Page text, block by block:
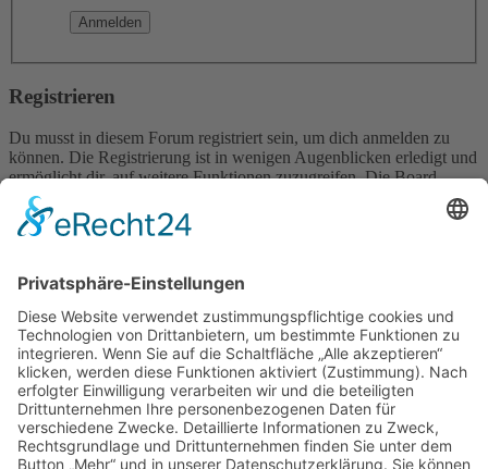
Registrieren
Du musst in diesem Forum registriert sein, um dich anmelden zu
können. Die Registrierung ist in wenigen Augenblicken erledigt und
ermöglicht dir, auf weitere Funktionen zuzugreifen. Die Board-
Administration kann registrierten Benutzern auch zusätzliche
Berechtigungen zuweisen. Beachte bitte unsere
Nutzungsbedingungen und die verwandten Regelungen, bevor du
wenn du dich in diesem Board bewegst.
Nutzungsbedingungen|Datenschutzerklärung
Registrieren
Foren-Übersicht
Alle Zeiten sindUTC+02:00
Alle Cookies löschen